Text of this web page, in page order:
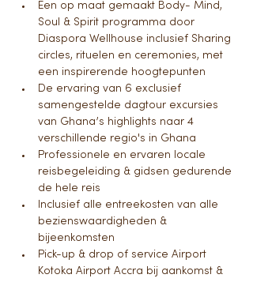
Een op maat gemaakt Body- Mind,
Soul & Spirit programma door
Diaspora Wellhouse inclusief Sharing
circles, rituelen en ceremonies, met
een inspirerende hoogtepunten
De ervaring van 6 exclusief
samengestelde dagtour excursies
van Ghana’s highlights naar 4
verschillende regio's in Ghana
Professionele en ervaren locale
reisbegeleiding & gidsen gedurende
de hele reis
Inclusief alle entreekosten van alle
bezienswaardigheden &
bijeenkomsten
Pick-up & drop of service Airport
Kotoka Airport Accra bij aankomst &